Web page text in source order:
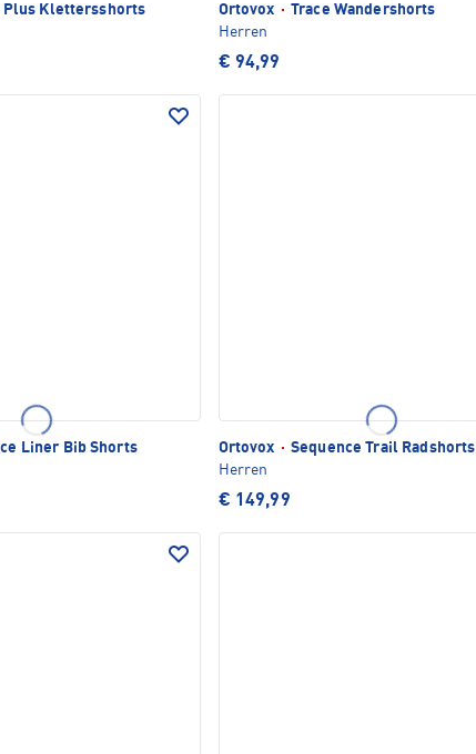
Klettersshorts
Ortovox · Trace Wandershorts
Herren
€ 94,99
Liner Bib Shorts
Ortovox · Sequence Trail Radshorts
Herren
€ 149,99